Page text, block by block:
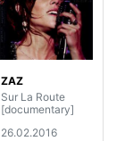
ZAZ
Sur La Route
[documentary]
26.02.2016